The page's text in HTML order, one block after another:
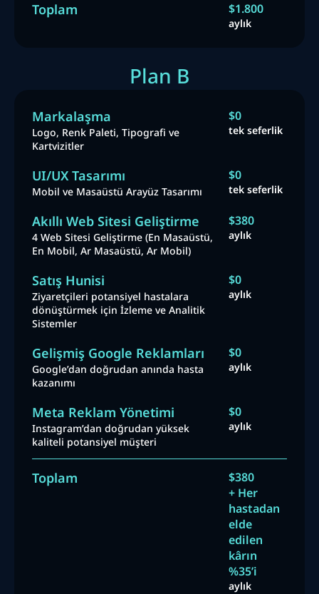
Toplam $1.800
aylık
Plan B
Markalaşma
Logo, Renk Paleti, Tipografi ve
Kartvizitler
$0
tek seferlik
UI/UX Tasarımı
Mobil ve Masaüstü Arayüz Tasarımı
$0
tek seferlik
Akıllı Web Sitesi Geliştirme
4 Web Sitesi Geliştirme (En Masaüstü,
En Mobil, Ar Masaüstü, Ar Mobil)
$380
aylık
Satış Hunisi
Ziyaretçileri potansiyel hastalara
dönüştürmek için İzleme ve Analitik
Sistemler
$0
aylık
Gelişmiş Google Reklamları
Google’dan doğrudan anında hasta
kazanımı
$0
aylık
Meta Reklam Yönetimi
Instagram’dan doğrudan yüksek
kaliteli potansiyel müşteri
$0
aylık
Toplam
$380
+ Her
hastadan
elde
edilen
kârın
%35’i
aylık